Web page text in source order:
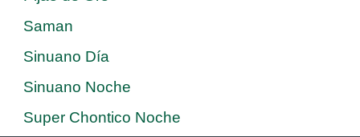
Saman
Sinuano Día
Sinuano Noche
Super Chontico Noche